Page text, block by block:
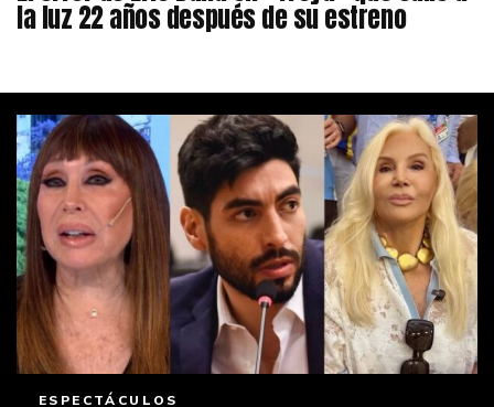
la luz 22 años después de su estreno
ESPECTÁCULOS